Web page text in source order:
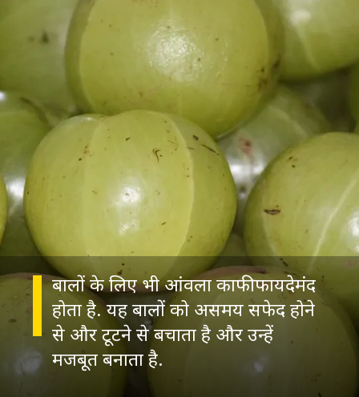
बालों के लिए भी आंवला काफी फायदेमंद
होता है. यह बालों को असमय सफेद होने
से और टूटने से बचाता है और उन्हें